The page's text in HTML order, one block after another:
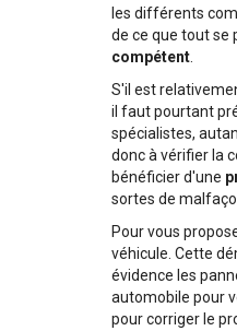
les différents
de ce que tout se
compétent
S'il est
il faut pourtant
spécialistes,
donc à vérifier la
bénéficier d'une
sortes de
Pour vous
véhicule. Cette
évidence les
automobile pour
pour corriger le